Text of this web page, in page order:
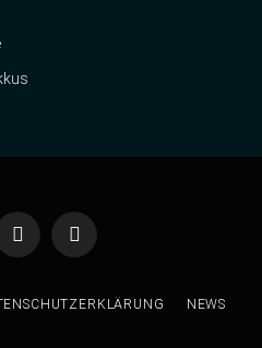
Twitter Instagram
NEWS